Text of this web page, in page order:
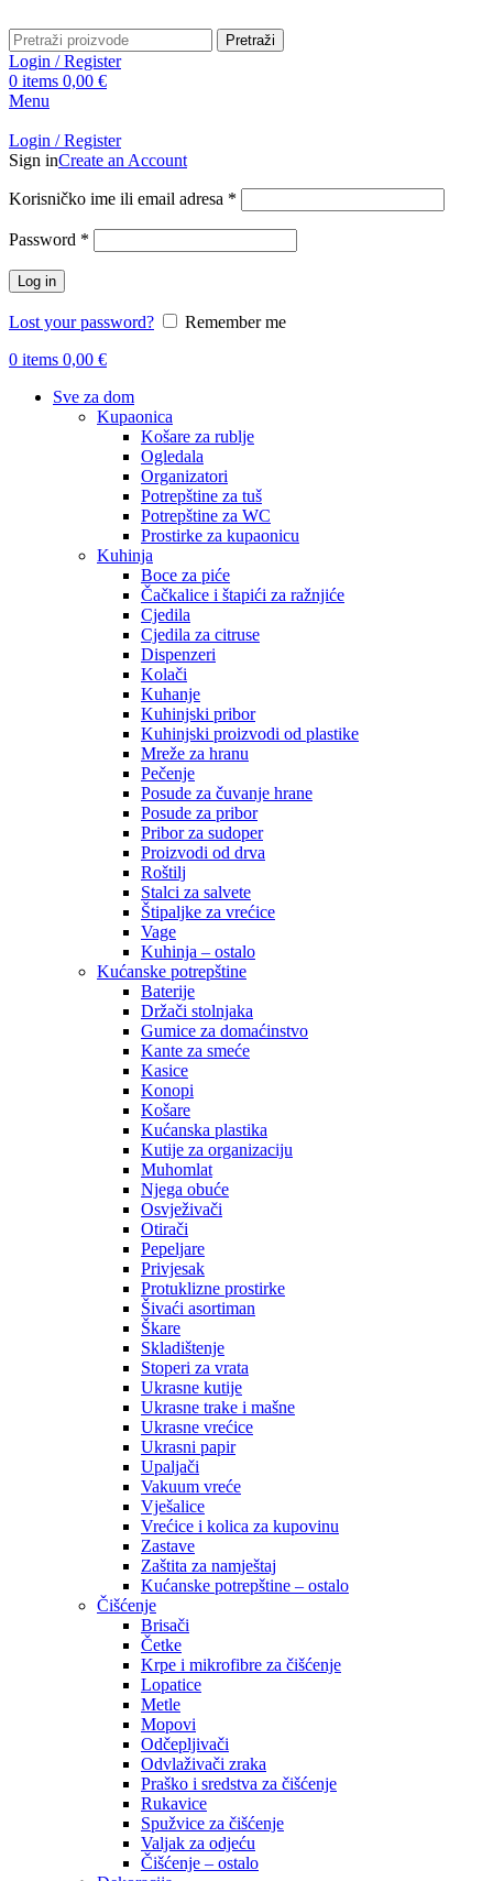
Pretraži
Login / Register
0 items 0,00 €
Menu
Login / Register
Sign inCreate an Account
Korisničko ime ili email adresa *
Password *
Log in
Lost your password?
Remember me
0 items 0,00 €
Sve za dom
Kupaonica
Košare za rublje
Ogledala
Organizatori
Potrepštine za tuš
Potrepštine za WC
Prostirke za kupaonicu
Kuhinja
Boce za piće
Čačkalice i štapići za ražnjiće
Cjedila
Cjedila za citruse
Dispenzeri
Kolači
Kuhanje
Kuhinjski pribor
Kuhinjski proizvodi od plastike
Mreže za hranu
Pečenje
Posude za čuvanje hrane
Posude za pribor
Pribor za sudoper
Proizvodi od drva
Roštilj
Stalci za salvete
Štipaljke za vrećice
Vage
Kuhinja – ostalo
Kućanske potrepštine
Baterije
Držači stolnjaka
Gumice za domaćinstvo
Kante za smeće
Kasice
Konopi
Košare
Kućanska plastika
Kutije za organizaciju
Muhomlat
Njega obuće
Osvježivači
Otirači
Pepeljare
Privjesak
Protuklizne prostirke
Šivaći asortiman
Škare
Skladištenje
Stoperi za vrata
Ukrasne kutije
Ukrasne trake i mašne
Ukrasne vrećice
Ukrasni papir
Upaljači
Vakuum vreće
Vješalice
Vrećice i kolica za kupovinu
Zastave
Zaštita za namještaj
Kućanske potrepštine – ostalo
Čišćenje
Brisači
Četke
Krpe i mikrofibre za čišćenje
Lopatice
Metle
Mopovi
Odčepljivači
Odvlaživači zraka
Praško i sredstva za čišćenje
Rukavice
Spužvice za čišćenje
Valjak za odjeću
Čišćenje – ostalo